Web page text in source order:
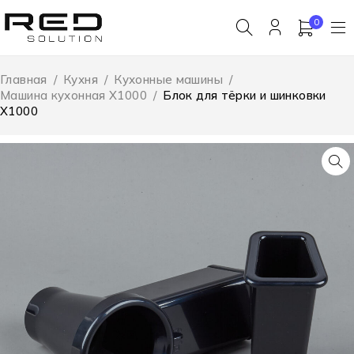
0
Главная / Кухня / Кухонные машины /
Машина кухонная X1000 / Блок для тёрки и шинковки
X1000